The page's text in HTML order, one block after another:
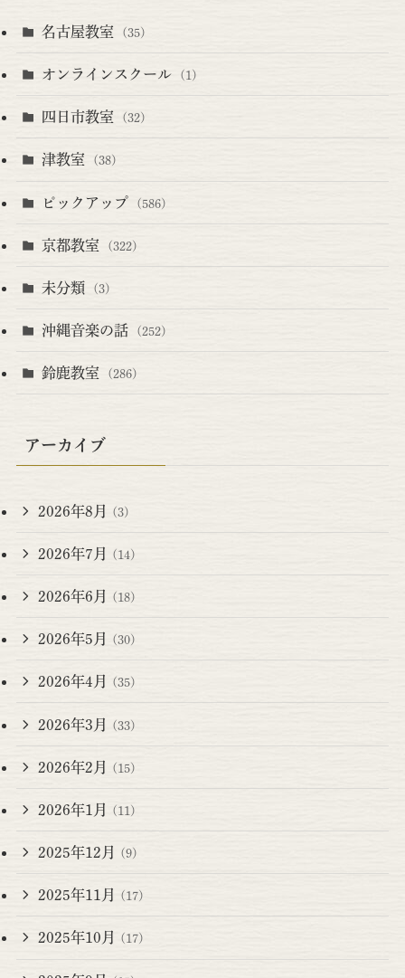
名古屋教室 (35)
オンラインスクール (1)
四日市教室 (32)
津教室 (38)
ピックアップ (586)
京都教室 (322)
未分類 (3)
沖縄音楽の話 (252)
鈴鹿教室 (286)
アーカイブ
2026年8月 (3)
2026年7月 (14)
2026年6月 (18)
2026年5月 (30)
2026年4月 (35)
2026年3月 (33)
2026年2月 (15)
2026年1月 (11)
2025年12月 (9)
2025年11月 (17)
2025年10月 (17)